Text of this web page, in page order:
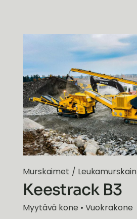
Murskaimet / Leukamurskain
Keestrack B3
Myytävä kone • Vuokrakone